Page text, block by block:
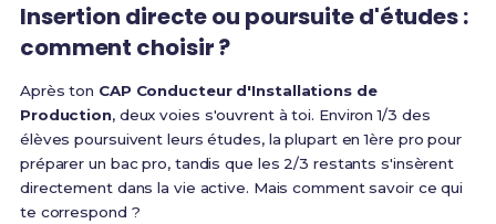
Insertion directe ou poursuite d'études :
comment choisir ?
Après ton CAP Conducteur d'Installations de
Production, deux voies s'ouvrent à toi. Environ 1/3 des
élèves poursuivent leurs études, la plupart en 1ère pro pour
préparer un bac pro, tandis que les 2/3 restants s'insèrent
directement dans la vie active. Mais comment savoir ce qui
te correspond ?